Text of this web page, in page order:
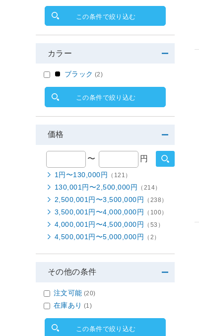
この条件で絞り込む
カラー
ブラック (2)
この条件で絞り込む
価格
〜 円
1円〜130,000円 （121）
130,001円〜2,500,000円 （214）
2,500,001円〜3,500,000円 （238）
3,500,001円〜4,000,000円 （100）
4,000,001円〜4,500,000円 （53）
4,500,001円〜5,000,000円 （2）
その他の条件
注文可能 (20)
在庫あり (1)
この条件で絞り込む